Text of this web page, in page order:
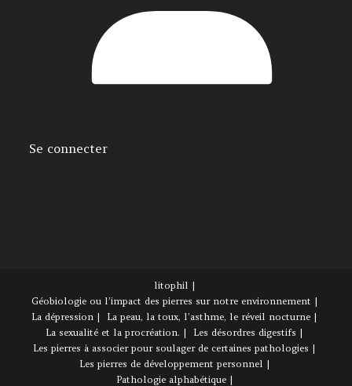
Se connecter
litophil
Géobiologie ou l’impact des pierres sur notre environnement
La dépression
La peau, la toux, l’asthme, le réveil nocturne
La sexualité et la procréation.
Les désordres digestifs
Les pierres à associer pour soulager de certaines pathologies
Les pierres de développement personnel
Pathologie alphabétique